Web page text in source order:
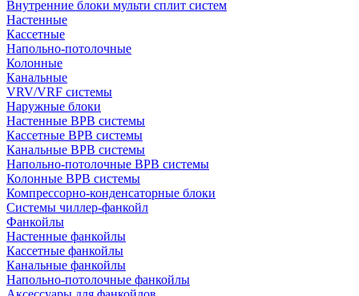
Внутренние блоки мульти сплит систем
Настенные
Кассетные
Напольно-потолочные
Колонные
Канальные
VRV/VRF системы
Наружные блоки
Настенные ВРВ системы
Кассетные ВРВ системы
Канальные ВРВ системы
Напольно-потолочные ВРВ системы
Колонные ВРВ системы
Компрессорно-конденсаторные блоки
Системы чиллер-фанкойл
Фанкойлы
Настенные фанкойлы
Кассетные фанкойлы
Канальные фанкойлы
Напольно-потолочные фанкойлы